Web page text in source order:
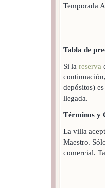
Temporada
Tabla de
Si la reserva
depósitos)
llegada.
Términos y
La villa
Maestro.
comercial.